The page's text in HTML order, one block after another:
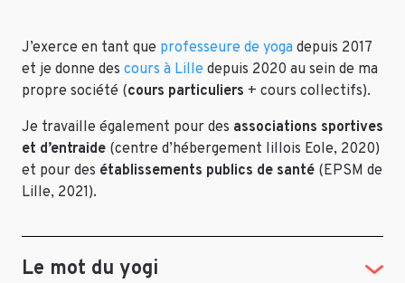
J’exerce en tant que professeure de yoga depuis 2017
et je donne des cours à Lille depuis 2020 au sein de ma
propre société (cours particuliers + cours collectifs).
Je travaille également pour des associations sportives
et d’entraide (centre d’hébergement lillois Eole, 2020)
et pour des établissements publics de santé (EPSM de
Lille, 2021).
Le mot du yogi